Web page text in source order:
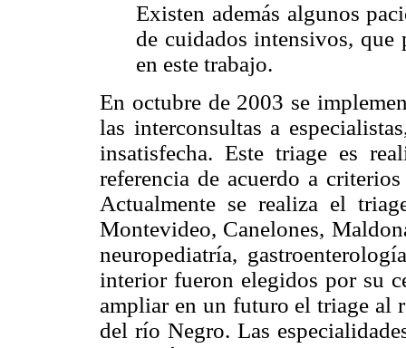
Existen además algunos
de cuidados intensivos, que
en este trabajo.
En octubre de 2003 se
las interconsultas a
insatisfecha. Este triage es
referencia de acuerdo a
Actualmente se realiza el
Montevideo, Canelones,
neuropediatría,
interior fueron elegidos por su
ampliar en un futuro el triage al
del río Negro. Las